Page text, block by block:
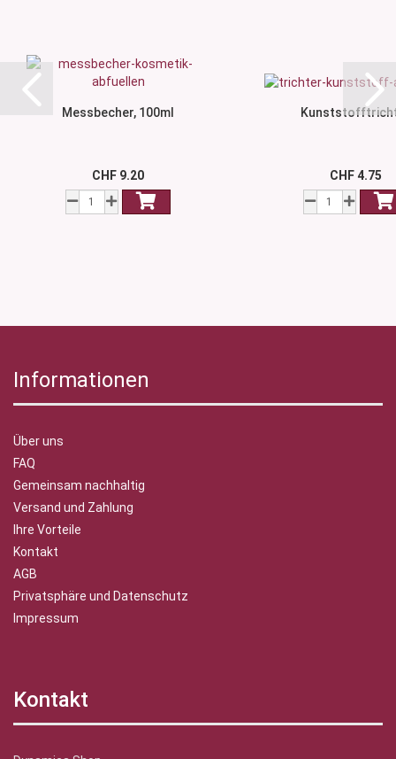
Messbecher, 100ml
CHF 9.20 CHF 4.75
Informationen
Über uns
FAQ
Gemeinsam nachhaltig
Versand und Zahlung
Ihre Vorteile
Kontakt
AGB
Privatsphäre und Datenschutz
Impressum
Kontakt